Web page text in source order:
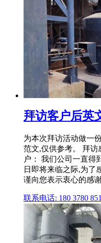
拜访客户后英
为本次拜访活动做一
范文,仅供参考。 拜访
户： 我们公司一直得
日即将来临之际,为了
谨向您表示衷心的感
联系电话: 180 3780